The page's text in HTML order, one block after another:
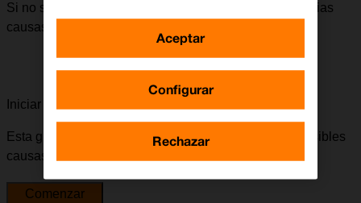
Si no se puede enviar ni recibir MMS, puede haber varias
causas posibles al problema.
Iniciar la guía para solucionar tu problema
Esta guía te va a conducir a través de una serie de posibles
causas y soluciones al problema.
Comenzar
Configurar
Rechazar
Aceptar